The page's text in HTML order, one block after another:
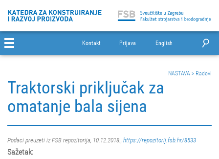
Kontakt Prijava English
NASTAVA > Radovi
Traktorski priključak za
omatanje bala sijena
Podaci preuzeti iz FSB repozitorija, 10.12.2018., https://repozitorij.fsb.hr/8533
Sažetak: